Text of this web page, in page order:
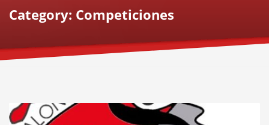
Category: Competiciones